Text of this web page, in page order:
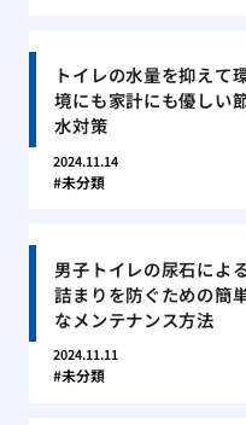
トイレの水量を抑えて
境にも家計にも優しい
水対策
2024.11.14
未分類
男子トイレの尿石によ
詰まりを防ぐための簡
なメンテナンス方法
2024.11.11
未分類